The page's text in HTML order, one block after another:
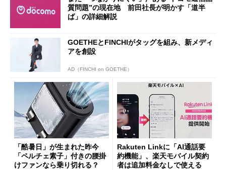
質問題”の現在地 前田社長が明かす「道半
ば」の詳細解説
GOETHEとFINCHIがタッグを組み、新メディ
アを創設
AD（FINCHI on GOETHE）
「酷暑日」が生まれた昨今
「ペルチェ素子」付きの腰掛
けファンなら乗り切れる？
Rakuten Linkに「AI通話要
約機能」、楽天モバイル契約
者は追加料金なしで使える